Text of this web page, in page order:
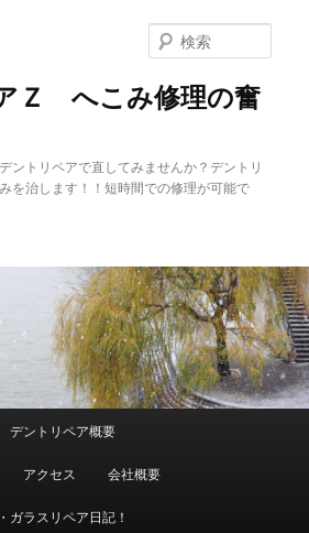
Ｚ へこみ修理の奮
ントリペアで直してみませんか？デントリ
を治します！！短時間での修理が可能で
索
デントリペア概要
アクセス 会社概要
ガラスリペア日記！